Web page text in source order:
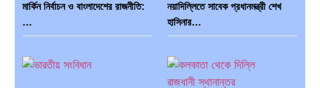
মার্কিন নির্বাচন ও বাংলাদেশের রাজনীতি:
…
নয়াদিল্লিতে সাবেক প্রধানমন্ত্রী শেখ
হাসিনার…